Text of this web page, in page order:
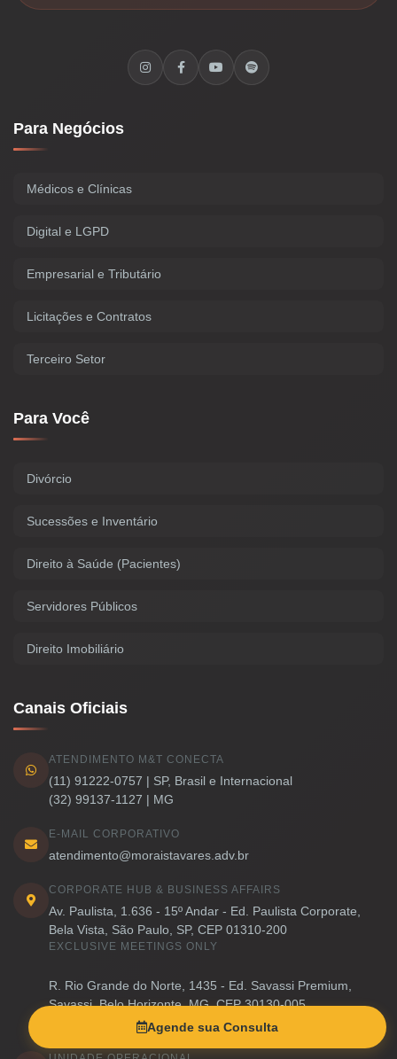
Agende sua Consulta
Para Negócios
Médicos e Clínicas
Digital e LGPD
Empresarial e Tributário
Licitações e Contratos
Terceiro Setor
Para Você
Divórcio
Sucessões e Inventário
Direito à Saúde (Pacientes)
Servidores Públicos
Direito Imobiliário
Canais Oficiais
ATENDIMENTO M&T CONECTA
(11) 91222-0757 | SP, Brasil e Internacional
(32) 99137-1127 | MG
E-MAIL CORPORATIVO
atendimento@moraistavares.adv.br
CORPORATE HUB & BUSINESS AFFAIRS
Av. Paulista, 1.636 - 15º Andar - Ed. Paulista Corporate,
Bela Vista, São Paulo, SP, CEP 01310-200
EXCLUSIVE MEETINGS ONLY
R. Rio Grande do Norte, 1435 - Ed. Savassi Premium,
Savassi, Belo Horizonte, MG, CEP 30130-005
EXCLUSIVE MEETINGS ONLY